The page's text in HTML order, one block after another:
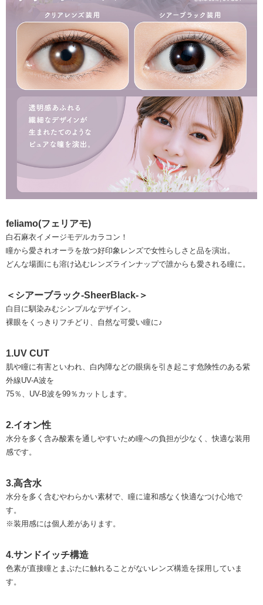
feliamo(フェリアモ)
白石麻衣イメージモデルカラコン！
瞳から愛されオーラを放つ好印象レンズで女性らしさと品を演出。
どんな場面にも溶け込むレンズラインナップで誰からも愛される瞳に。
＜シアーブラック-SheerBlack-＞
白目に馴染みむシンプルなデザイン。
裸眼をくっきりフチどり、自然な可愛い瞳に♪
1.UV CUT
肌や瞳に有害といわれ、白内障などの眼病を引き起こす危険性のある紫
外線UV-A波を
75％、UV-B波を99％カットします。
2.イオン性
水分を多く含み酸素を通しやすいため瞳への負担が少なく、快適な装用
感です。
3.高含水
水分を多く含むやわらかい素材で、瞳に違和感なく快適なつけ心地で
す。
※装用感には個人差があります。
4.サンドイッチ構造
色素が直接瞳とまぶたに触れることがないレンズ構造を採用していま
す。